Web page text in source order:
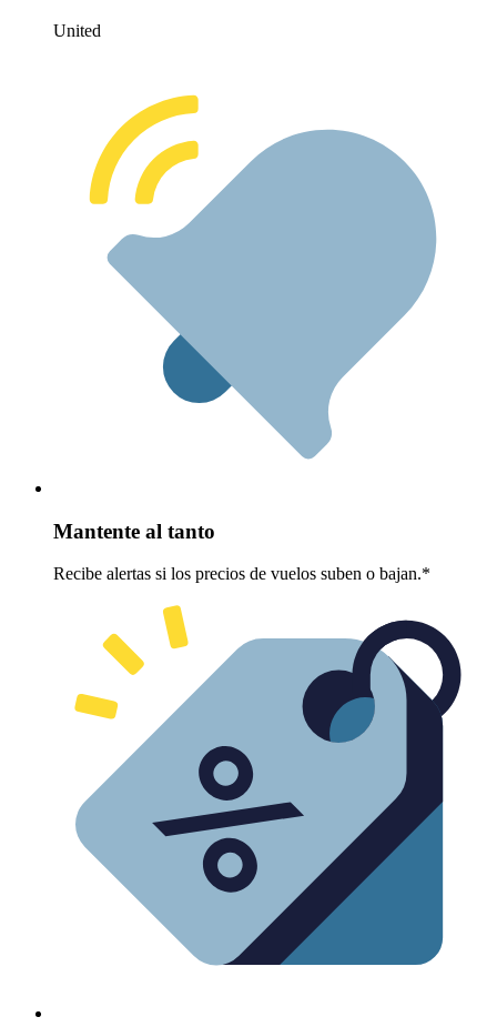
United
Mantente al tanto
Recibe alertas si los precios de vuelos suben o bajan.*